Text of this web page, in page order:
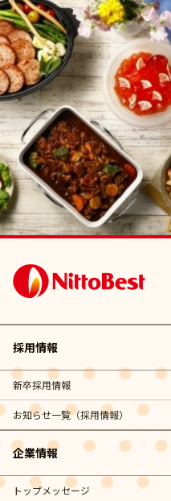
採用情報
新卒採用情報
お知らせ一覧（採用情報）
企業情報
トップメッセージ